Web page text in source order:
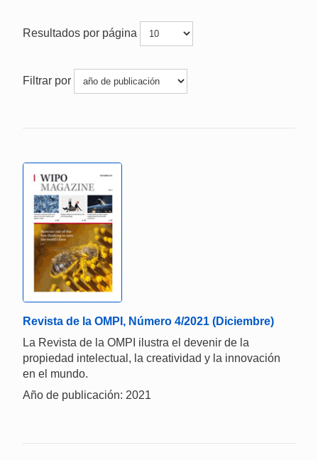
Resultados por página
Filtrar por
Revista de la OMPI, Número 4/2021 (Diciembre)
La Revista de la OMPI ilustra el devenir de la
propiedad intelectual, la creatividad y la innovación
en el mundo.
Año de publicación: 2021